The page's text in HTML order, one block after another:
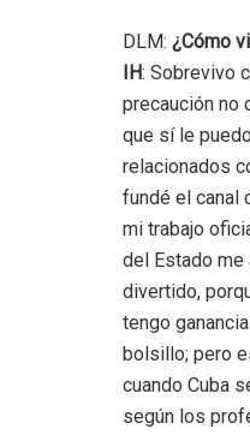
DLM: ¿Cómo
IH: Sobrevivo
precaución no
que sí le
relacionados
fundé el canal
mi trabajo
del Estado me
divertido,
tengo
bolsillo; pero
cuando Cuba
según los